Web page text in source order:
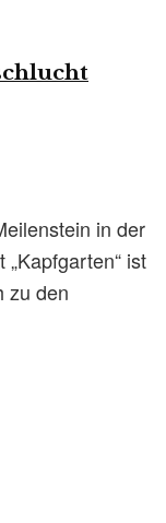
in der
ist
zu den